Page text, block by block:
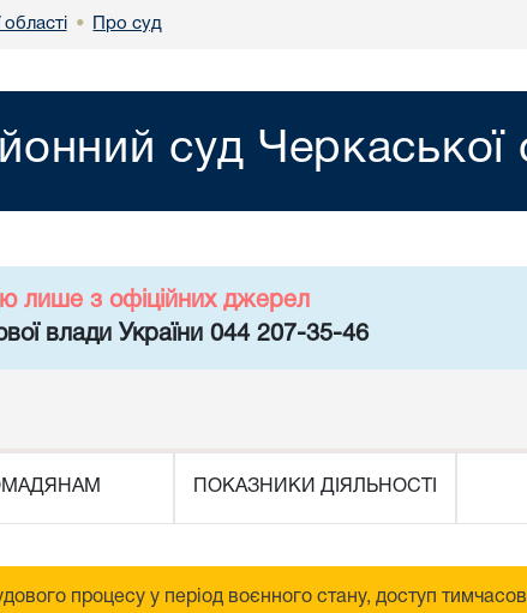
• Про суд
суд Черкаської
лише з офіційних джерел
влади України 044 207-35-46
ПОКАЗНИКИ ДІЯЛЬНОСТІ
процесу у період воєнного стану, доступ